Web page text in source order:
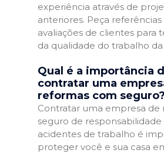
experiência através de
anteriores. Peça
avaliações de clientes para
da qualidade do trabalho
Qual é a importância
contratar uma
reformas com seguro?
Contratar uma empresa de
seguro de responsabilidade
acidentes de trabalho é
proteger você e sua casa